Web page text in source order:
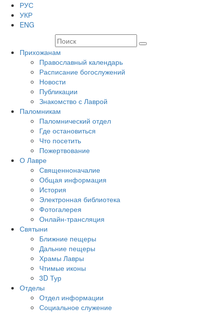
РУС
УКР
ENG
Прихожанам
Православный календарь
Расписание богослужений
Новости
Публикации
Знакомство с Лаврой
Паломникам
Паломнический отдел
Где остановиться
Что посетить
Пожертвование
О Лавре
Священноначалие
Общая информация
История
Электронная библиотека
Фотогалерея
Онлайн-трансляция
Святыни
Ближние пещеры
Дальние пещеры
Храмы Лавры
Чтимые иконы
3D Тур
Отделы
Отдел информации
Социальное служение